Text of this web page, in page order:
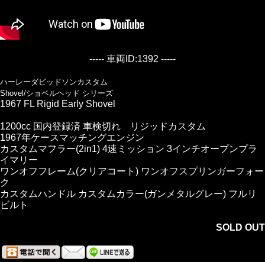
----- 車両ID:1392 -----
ハーレーダビッドソンカスタム
Shovel/ショベルヘッド シリーズ
1967 FL Rigid Early Shovel
1200cc 国内登録済 車検切れ リジッドカスタム
1967年ケースマッチングエンジン
カスタムマフラー(2in1) 4速ミッション 3インチオープンプラ
イマリー
ワンオフフレーム(クリアコート) ワンオフスプリンガーフォー
ク
カスタムハンドル カスタムカラー(ガンメタルグレー) フルリ
ビルト
SOLD OUT